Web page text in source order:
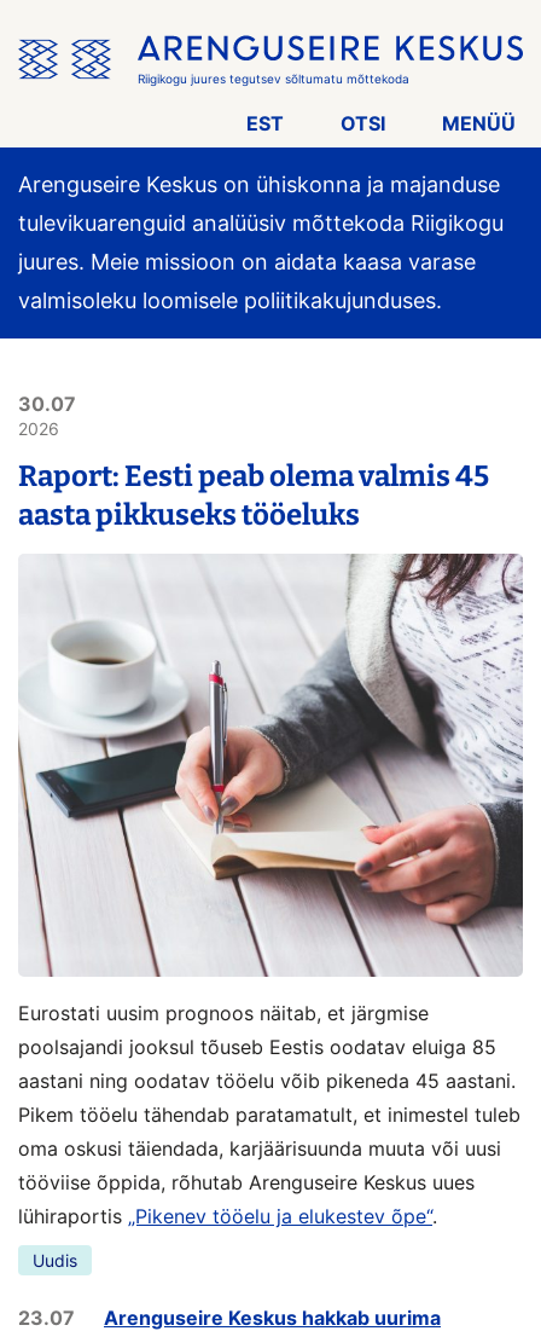
menüü
vahele
Riigikogu juures tegutsev sõltumatu mõttekoda
EST OTSI MENÜÜ
Arenguseire Keskus on ühiskonna ja majanduse
tulevikuarenguid analüüsiv mõttekoda Riigikogu
juures. Meie missioon on aidata kaasa varase
valmisoleku loomisele poliitikakujunduses.
30.07
2026
Raport: Eesti peab olema valmis 45
aasta pikkuseks tööeluks
Eurostati uusim prognoos näitab, et järgmise
poolsajandi jooksul tõuseb Eestis oodatav eluiga 85
aastani ning oodatav tööelu võib pikeneda 45 aastani.
Pikem tööelu tähendab paratamatult, et inimestel tuleb
oma oskusi täiendada, karjäärisuunda muuta või uusi
tööviise õppida, rõhutab Arenguseire Keskus uues
lühiraportis „Pikenev tööelu ja elukestev õpe“.
Uudis
23.07
Arenguseire Keskus hakkab uurima